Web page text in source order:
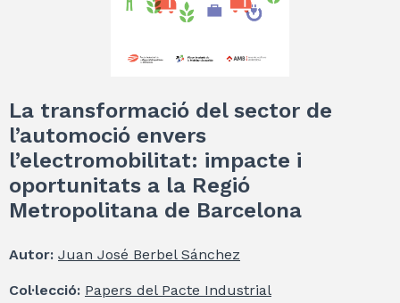
La transformació del sector de
l’automoció envers
l’electromobilitat: impacte i
oportunitats a la Regió
Metropolitana de Barcelona
Autor: Juan José Berbel Sánchez
Col·lecció: Papers del Pacte Industrial